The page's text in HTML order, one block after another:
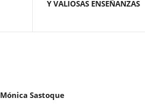
Y VALIOSAS ENSEÑANZAS
Mónica Sastoque